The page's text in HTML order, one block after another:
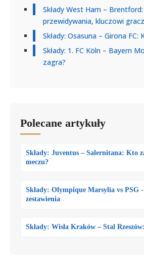
Składy West Ham –
przewidywania, kluczowi
Składy: Osasuna – Girona FC:
Składy: 1. FC Köln – Bayern
zagra?
Polecane artykuły
Składy: Juventus – Salernitana: Kto
meczu?
Składy: Olympique Marsylia vs PSG
zestawienia
Składy: Wisła Kraków – Stal